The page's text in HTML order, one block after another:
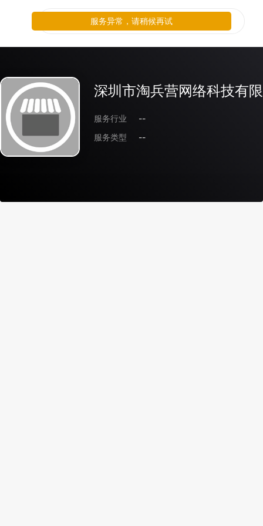
深圳市淘兵营网络科技有
服务行业
--
服务类型
--
服务异常，请稍候再试